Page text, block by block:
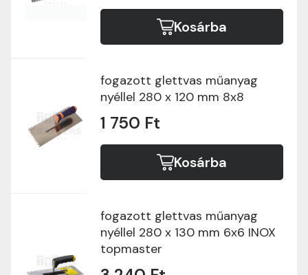
Kosárba
fogazott glettvas műanyag
nyéllel 280 x 120 mm 8x8
1 750 Ft
Kosárba
fogazott glettvas műanyag
nyéllel 280 x 130 mm 6x6 INOX
topmaster